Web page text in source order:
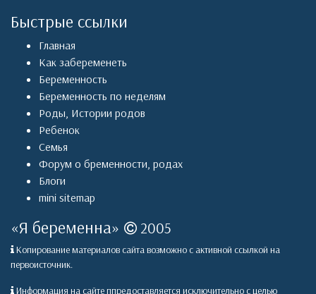
Быстрые ссылки
Главная
Как забеременеть
Беременность
Беременность по неделям
Роды, Истории родов
Ребенок
Семья
Форум о бременности, родах
Блоги
mini sitemap
«Я беременна» 2005
Копирование материалов сайта возможно с активной ссылкой на
первоисточник.
Информация на сайте ппредоставляется исключительно с целью